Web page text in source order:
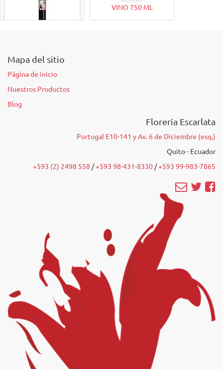
VINO 750 ML
Mapa del sitio
Página de inicio
Nuestros Productos
Blog
Florería Escarlata
Portugal E10-141 y Av. 6 de Diciembre (esq.)
Quito - Ecuador
+593 (2) 2498 558 /‭+593 98-431-8330 ‬ /‭+593 99-983-7865‬